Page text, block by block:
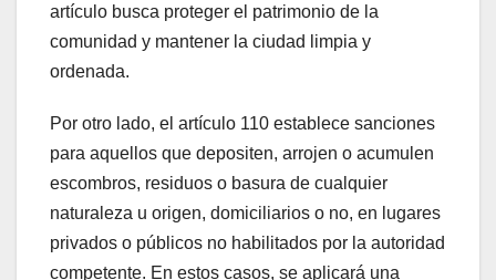
artículo busca proteger el patrimonio de la
comunidad y mantener la ciudad limpia y
ordenada.
Por otro lado, el artículo 110 establece sanciones
para aquellos que depositen, arrojen o acumulen
escombros, residuos o basura de cualquier
naturaleza u origen, domiciliarios o no, en lugares
privados o públicos no habilitados por la autoridad
competente. En estos casos, se aplicará una